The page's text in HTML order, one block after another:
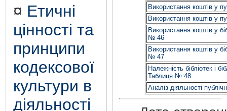
¤ Етичні
цінності та
принципи
кодексової
культури в
діяльності
Використання коштів у
Використання коштів у
Використання коштів у
№ 46
Використання коштів у
№ 47
Належність бібліотек і
Таблиця № 48
Аналіз діяльності